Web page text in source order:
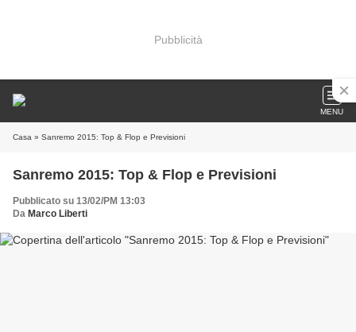
Pubblicità
MENU
Casa » Sanremo 2015: Top & Flop e Previsioni
Sanremo 2015: Top & Flop e Previsioni
Pubblicato su 13/02/PM 13:03
Da Marco Liberti